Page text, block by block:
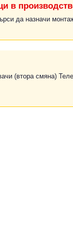
в
да назначи
(втора смяна)